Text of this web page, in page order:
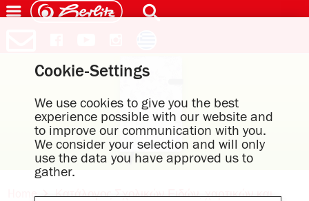
Home
Κατάλογος Σχολικών Ειδών, χαρτικών και
Cookie-Settings
We use cookies to give you the best
experience possible with our website and
to improve our communication with you.
We consider your selection and will only
use the data you have approved us to
gather.